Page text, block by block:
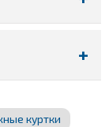
куртки